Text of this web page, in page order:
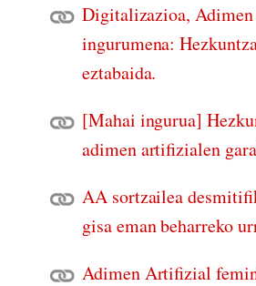
Digitalizazioa,
ingurumena:
eztabaida.
[Mahai ingurua]
adimen artifizialen
AA sortzailea
gisa eman beharreko
Adimen Artifizial